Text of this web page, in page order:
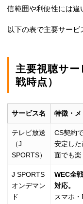
信範囲や利便性には違
以下の表で主要サービ
主要視聴サ
戦時点）
サービス名 特徴・メ
テレビ放送
（J
SPORTS）
CS契約
安定し
面でも楽
J SPORTS
オンデマン
ド
WEC全
対応。
スマホ